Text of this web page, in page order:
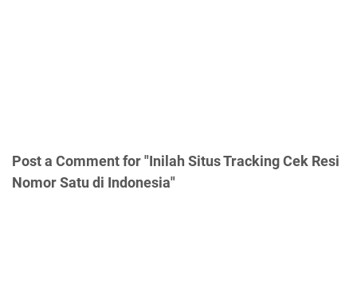
Post a Comment for "Inilah Situs Tracking Cek Resi
Nomor Satu di Indonesia"